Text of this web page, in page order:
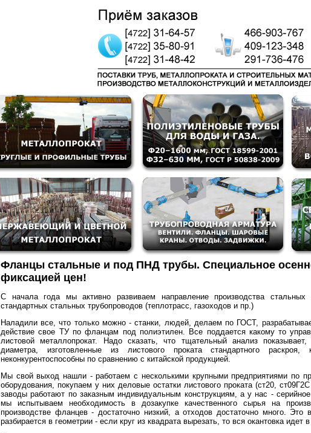
Фланцы стальные и под ПНД трубы. Специальное
фиксацией цен!
С начала года мы активно развиваем направление производства
стандартных стальных трубопроводов (теплотрасс, газоходов и пр.)
Наладили все, что только можно - станки, людей, делаем по ГОСТ,
действие свое ТУ по фланцам под полиэтилен. Все поддается какому то
листовой металлопрокат. Надо сказать, что тщательный анализ
диаметра, изготовленные из листового проката стандартного
неконкурентоспособны по сравнению с китайской продукцией.
Мы свой выход нашли - работаем с несколькими крупными предприятиями по
оборудования, покупаем у них деловые остатки листового проката (ст20,
заводы работают по заказным индивидуальным конструкциям, а у нас -
мы испытываем необходимость в дозакупке качественного сырья на
производстве фланцев - достаточно низкий, а отходов достаточно много. Это
разбирается в геометрии - если круг из квадрата вырезать, то вся окантовка идет